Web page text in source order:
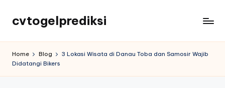
cvtogelprediksi
Home Blog
3 Lokasi Wisata di Danau Toba dan Samosir Wajib
Didatangi Bikers